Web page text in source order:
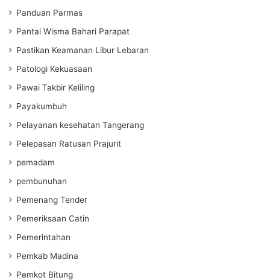
Panduan Parmas
Pantai Wisma Bahari Parapat
Pastikan Keamanan Libur Lebaran
Patologi Kekuasaan
Pawai Takbir Keliling
Payakumbuh
Pelayanan kesehatan Tangerang
Pelepasan Ratusan Prajurit
pemadam
pembunuhan
Pemenang Tender
Pemeriksaan Catin
Pemerintahan
Pemkab Madina
Pemkot Bitung